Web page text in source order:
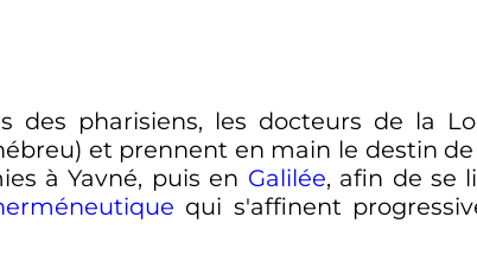
des pharisiens, les docteurs de la
et prennent en main le destin
à Yavné, puis en Galilée, afin de se
qui s'affinent